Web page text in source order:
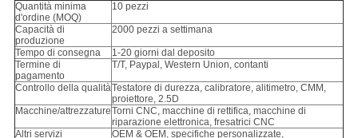
Quantità minima
d'ordine (MOQ)
10 pezzi
Capacità di
produzione
2000 pezzi a settimana
Tempo di consegna
1-20 giorni dal deposito
Termine di
pagamento
T/T, Paypal, Western Union, contanti
Controllo della qualitàTestatore di durezza, calibratore, alitimetro, CMM,
proiettore, 2.5D
Macchine/attrezzatureTorni CNC, macchine di rettifica, macchine di
riparazione elettronica, fresatrici CNC
Altri servizi
OEM & OEM, specifiche personalizzate,